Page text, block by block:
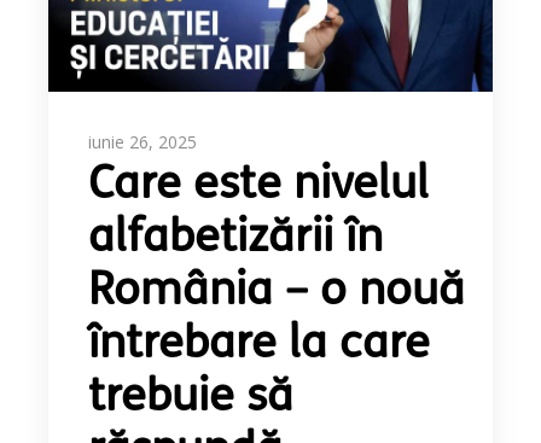
iunie 26, 2025
Care este nivelul
alfabetizării în
România – o nouă
întrebare la care
trebuie să